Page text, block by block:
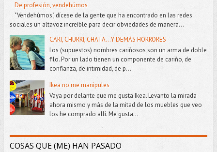
De profesión, vendehúmos
"Vendehúmos", dícese de la gente que ha encontrado en las redes
sociales un altavoz increíble para decir obviedades de manera...
CARI, CHURRI, CHATA...Y DEMÁS HORRORES
Los (supuestos) nombres cariñosos son un arma de doble
filo. Por un lado tienen un componente de cariño, de
confianza, de intimidad, de p...
Ikea no me manipules
Vaya por delante que me gusta Ikea. Levanto la mirada
ahora mismo y más de la mitad de los muebles que veo
los he comprado allí. Me gusta...
COSAS QUE (ME) HAN PASADO